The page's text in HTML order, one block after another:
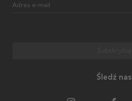
Adres e-mail
Śledź nas